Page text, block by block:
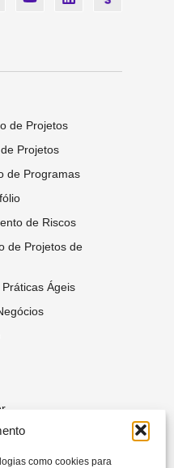
como cookies para
de Projetos
Projetos
de Programas
de Riscos
de Projetos de
Ágeis
Master